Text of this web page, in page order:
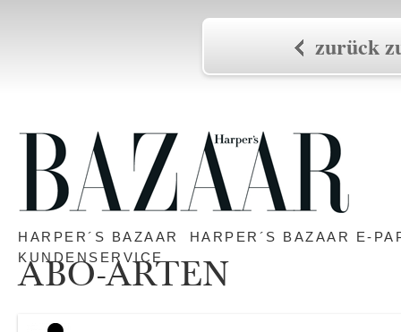
zurück
HARPER´S BAZAAR
HARPER´S BAZAAR E-
KUNDENSERVICE
ABO-ARTEN